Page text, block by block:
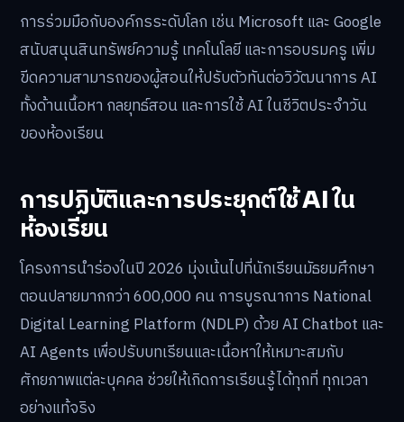
การร่วมมือกับองค์กรระดับโลก เช่น Microsoft และ Google
สนับสนุนสินทรัพย์ความรู้ เทคโนโลยี และการอบรมครู เพิ่ม
ขีดความสามารถของผู้สอนให้ปรับตัวทันต่อวิวัฒนาการ AI
ทั้งด้านเนื้อหา กลยุทธ์สอน และการใช้ AI ในชีวิตประจำวัน
ของห้องเรียน
การปฏิบัติและการประยุกต์ใช้ AI ใน
ห้องเรียน
โครงการนำร่องในปี 2026 มุ่งเน้นไปที่นักเรียนมัธยมศึกษา
ตอนปลายมากกว่า 600,000 คน การบูรณาการ National
Digital Learning Platform (NDLP) ด้วย AI Chatbot และ
AI Agents เพื่อปรับบทเรียนและเนื้อหาให้เหมาะสมกับ
ศักยภาพแต่ละบุคคล ช่วยให้เกิดการเรียนรู้ได้ทุกที่ ทุกเวลา
อย่างแท้จริง